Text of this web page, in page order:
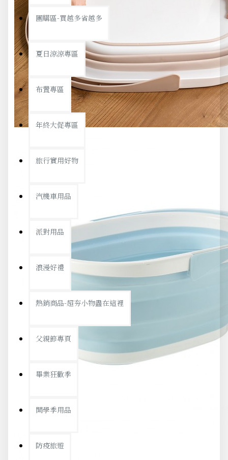
團購區-買越多省越多
夏日涼涼專區
布置專區
年終大促專區
旅行實用好物
汽機車用品
派對用品
浪漫好禮
熱銷商品-超夯小物盡在這裡
父親節專頁
畢業狂歡季
開學季用品
防疫旅遊